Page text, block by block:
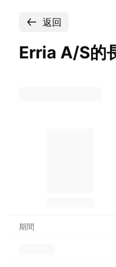
返回
Erria A/S的
期間